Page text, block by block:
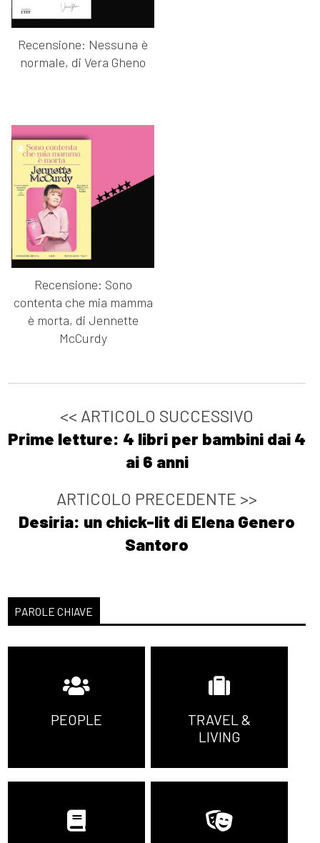
Recensione: Nessunə è
normale, di Vera Gheno
Recensione: Sono
contenta che mia mamma
è morta, di Jennette
McCurdy
<< ARTICOLO SUCCESSIVO
Prime letture: 4 libri per bambini dai 4
ai 6 anni
ARTICOLO PRECEDENTE >>
Desiria: un chick-lit di Elena Genero
Santoro
PAROLE CHIAVE
PEOPLE
TRAVEL &
LIVING